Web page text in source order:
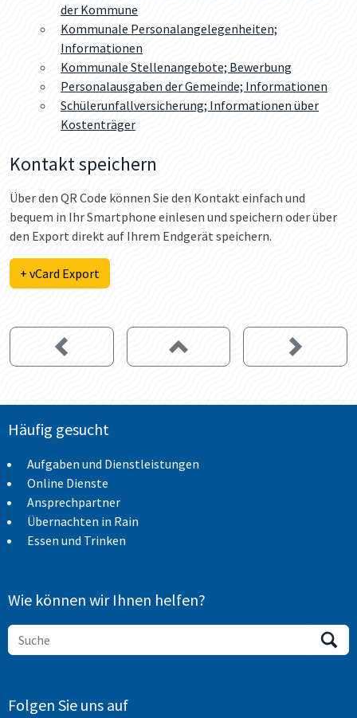
der Kommune
Kommunale Personalangelegenheiten;
Informationen
Kommunale Stellenangebote; Bewerbung
Personalausgaben der Gemeinde; Informationen
Schülerunfallversicherung; Informationen über
Kostenträger
Kontakt speichern
Über den QR Code können Sie den Kontakt einfach und
bequem in Ihr Smartphone einlesen und speichern oder über
den Export direkt auf Ihrem Endgerät speichern.
+ vCard Export
Häufig gesucht
Aufgaben und Dienstleistungen
Online Dienste
Ansprechpartner
Übernachten in Rain
Essen und Trinken
Wie können wir Ihnen helfen?
Folgen Sie uns auf